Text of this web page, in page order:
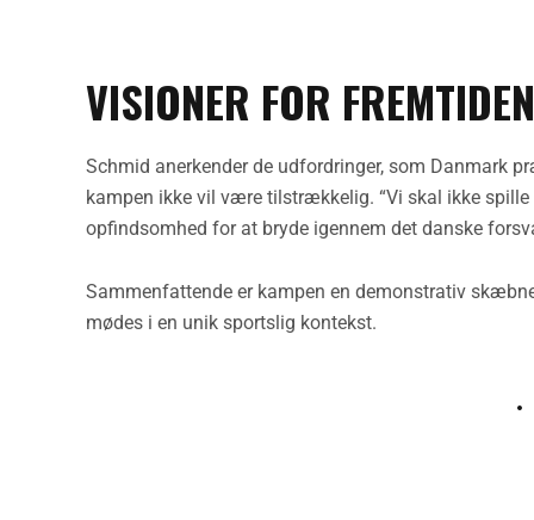
VISIONER FOR
Schmid anerkender de udfordringer, som Danmark
kampen ikke vil være tilstrækkelig. “Vi skal ikke
opfindsomhed for at bryde igennem det danske
Sammenfattende er kampen en demonstrativ
mødes i en unik sportslig kontekst.